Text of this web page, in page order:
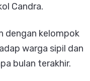
Candra.
dengan kelompok
warga sipil dan
bulan terakhir.